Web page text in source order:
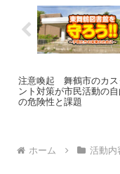
注意喚起 舞鶴市のカス
ント対策が市民活動の
の危険性と課題
ホーム 活動内